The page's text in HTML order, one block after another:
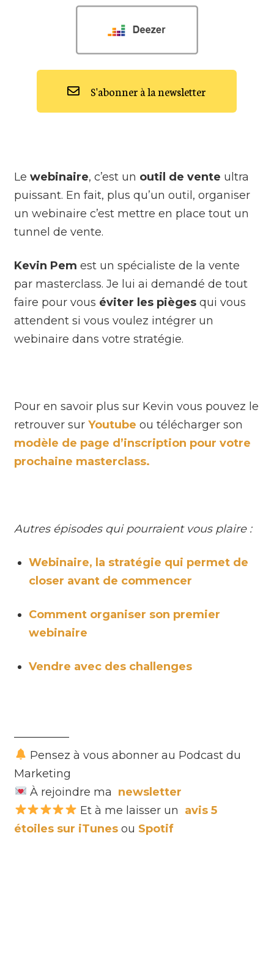
S'abonner à la newsletter
Lewebinaire, c’est un outil de vente ultra
puissant. En fait, plus qu’un outil, organiser
un webinaire c’est mettre en place tout un
tunnel de vente.
Kevin Pem est un spécialiste de la vente
par masterclass. Je lui ai demandé de tout
faire pour vous éviter les pièges qui vous
attendent si vous voulez intégrer un
webinaire dans votre stratégie.
Pour en savoir plus sur Kevin vous pouvez le
retrouver surYoutube ou télécharger son
modèle de page d’inscription pour votre
prochaine masterclass.
Autres épisodes qui pourraient vous plaire :
Webinaire, la stratégie qui permet de
closer avant de commencer
Comment organiser son premier
webinaire
Vendre avec des challenges
—————
Pensez à vous abonner au Podcast du
Marketing
À rejoindre ma newsletter
Et à me laisser un avis 5
étoiles sur iTunesou Spotif